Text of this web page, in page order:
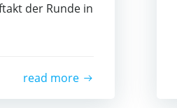
der Runde in
read more